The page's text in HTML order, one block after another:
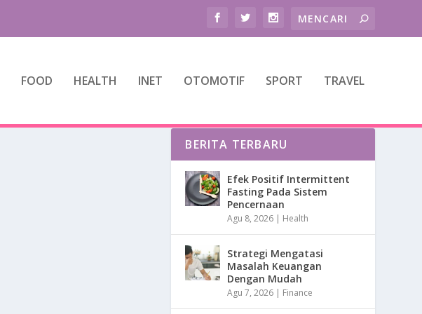
FOOD HEALTH INET OTOMOTIF SPORT TRAVEL
BERITA TERBARU
Efek Positif Intermittent
Fasting Pada Sistem
Pencernaan
Agu 8, 2026 | Health
Strategi Mengatasi
Masalah Keuangan
Dengan Mudah
Agu 7, 2026 | Finance